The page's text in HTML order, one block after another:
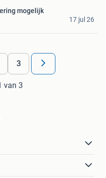
mogelijk
17 jul 26
3
van 3